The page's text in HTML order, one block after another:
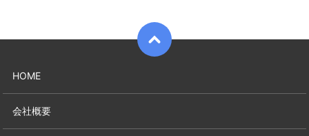
HOME
会社概要